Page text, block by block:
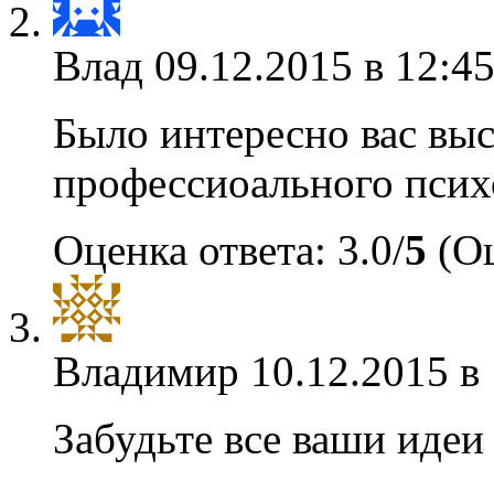
Влад 09.12.2015 в
Было интересно вас
профессиоального
Оценка ответа: 3.0/5
Владимир 10.12.2015
Забудьте все ваши